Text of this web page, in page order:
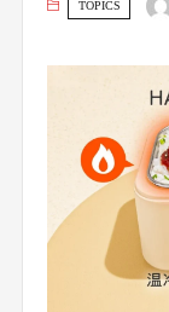
TOPICS